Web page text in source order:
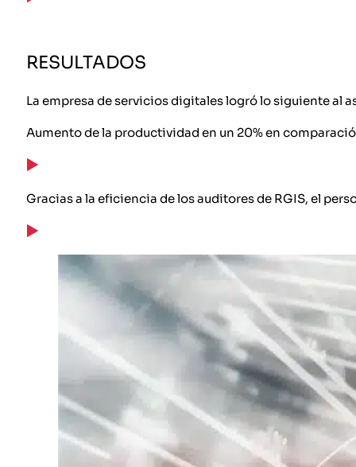
RESULTADOS
La empresa de servicios digitales logró lo siguiente al
Aumento de la productividad en un 20% en
Gracias a la eficiencia de los auditores de RGIS, el